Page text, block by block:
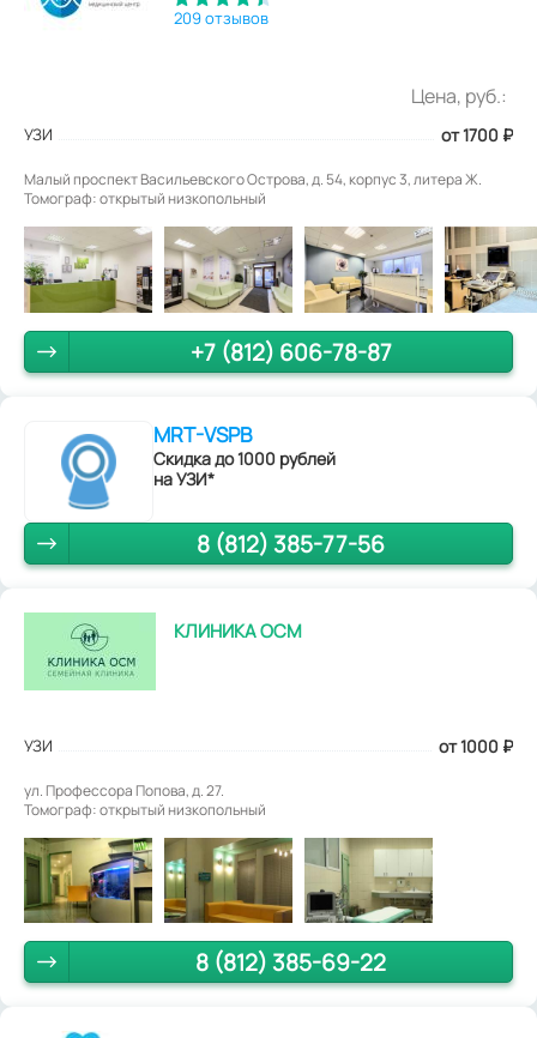
209 отзывов
Цена, руб.:
УЗИ от 1700 ₽
Малый проспект Васильевского Острова, д. 54, корпус 3, литера Ж.
Томограф: открытый низкопольный
+7 (812) 606-78-87
MRT-VSPB
Скидка до 1000 рублей
на УЗИ*
8 (812) 385-77-56
КЛИНИКА ОСМ
УЗИ от 1000 ₽
ул. Профессора Попова, д. 27.
Томограф: открытый низкопольный
8 (812) 385-69-22